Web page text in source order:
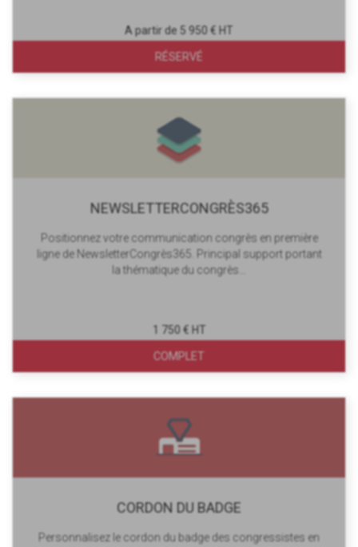
A partir de 5 950 € HT
RÉSERVÉ
NEWSLETTERCONGRÈS365
Positionnez votre communication congrès en première
ligne de NewsletterCongrès365. Principal support portant
la thématique du congrès...
1 750 € HT
COMPLET
CORDON DU BADGE
Personnalisez le cordon du badge des congressistes en